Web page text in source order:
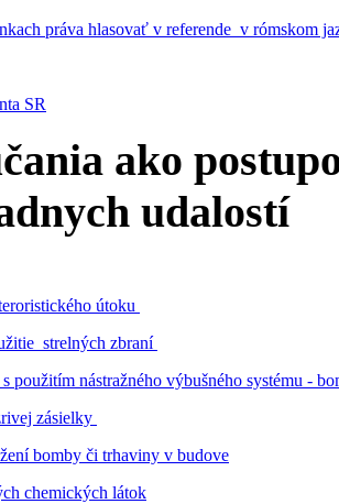
práva hlasovať v referende v rómskom
SR
ako
udalostí
útoku
strelných zbraní
použitím nástražného výbušného systému -
zásielky
bomby či trhaviny v budove
chemických látok